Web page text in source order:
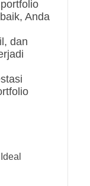
Anda
dan